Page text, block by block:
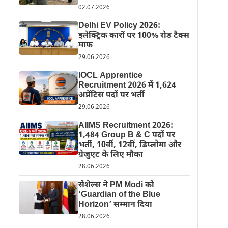
02.07.2026
Delhi EV Policy 2026:
इलेक्ट्रिक कारों पर 100% रोड टैक्स
माफ
29.06.2026
IOCL Apprentice
Recruitment 2026 में 1,624
अप्रेंटिस पदों पर भर्ती
29.06.2026
AIIMS Recruitment 2026:
1,484 Group B & C पदों पर
भर्ती, 10वीं, 12वीं, डिप्लोमा और
ग्रेजुएट के लिए मौका
28.06.2026
सेशेल्स ने PM Modi को
‘Guardian of the Blue
Horizon’ सम्मान दिया
28.06.2026